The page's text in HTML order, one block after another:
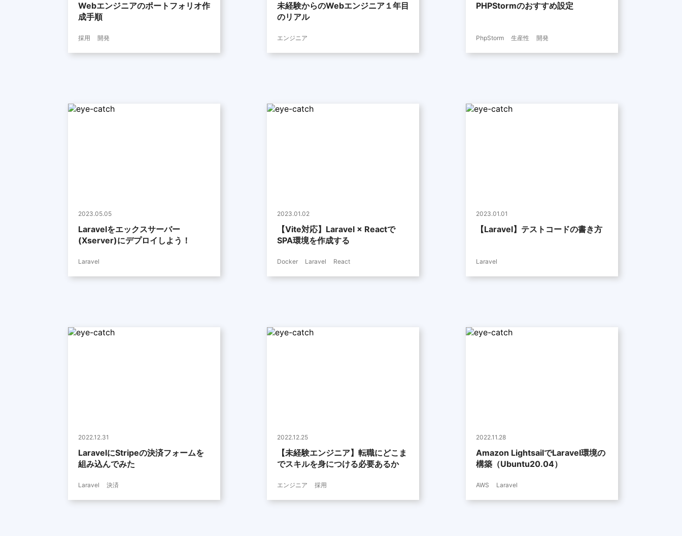
Webエンジニアのポートフォリオ作
成手順
採用 開発
未経験からのWebエンジニア１年目
のリアル
エンジニア
PHPStormのおすすめ設定
PhpStorm 生産性 開発
2023.05.05
Laravelをエックスサーバー
(Xserver)にデプロイしよう！
Laravel
2023.01.02
【Vite対応】Laravel × Reactで
SPA環境を作成する
Docker Laravel React
2023.01.01
【Laravel】テストコードの書き方
Laravel
2022.12.31
LaravelにStripeの決済フォームを
組み込んでみた
Laravel 決済
2022.12.25
【未経験エンジニア】転職にどこま
でスキルを身につける必要あるか
エンジニア 採用
2022.11.28
Amazon LightsailでLaravel環境の
構築（Ubuntu20.04）
AWS Laravel